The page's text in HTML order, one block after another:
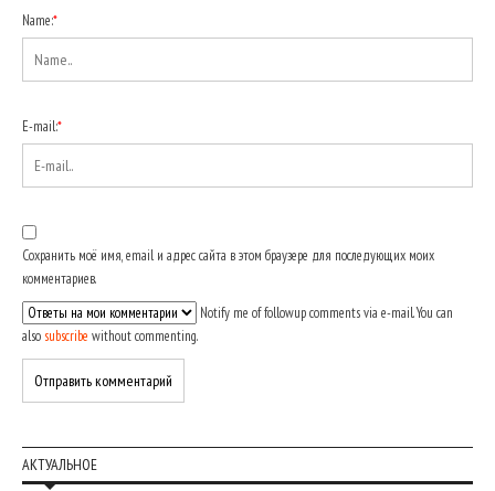
Name:*
E-mail:*
Сохранить моё имя, email и адрес сайта в этом браузере для последующих моих
комментариев.
Notify me of followup comments via e-mail. You can
also subscribe without commenting.
АКТУАЛЬНОЕ